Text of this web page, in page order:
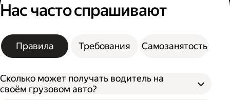
Нас часто спрашивают
Правила Требования Самозанятость
Сколько может получать водитель на
своём грузовом авто?